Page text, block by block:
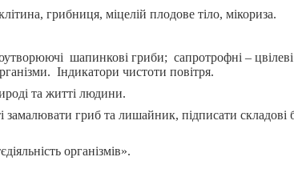
грибниця, міцелій плодове тіло, мікориза.
шапинкові гриби; сапротрофні –
Індикатори чистоти повітря.
та житті людини.
гриб та лишайник, підписати
організмів».